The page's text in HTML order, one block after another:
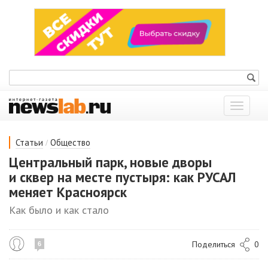
Показать
меню
Статьи / Общество
Центральный парк, новые дворы
и сквер на месте пустыря: как РУСАЛ
меняет Красноярск
Как было и как стало
6 Поделиться 0